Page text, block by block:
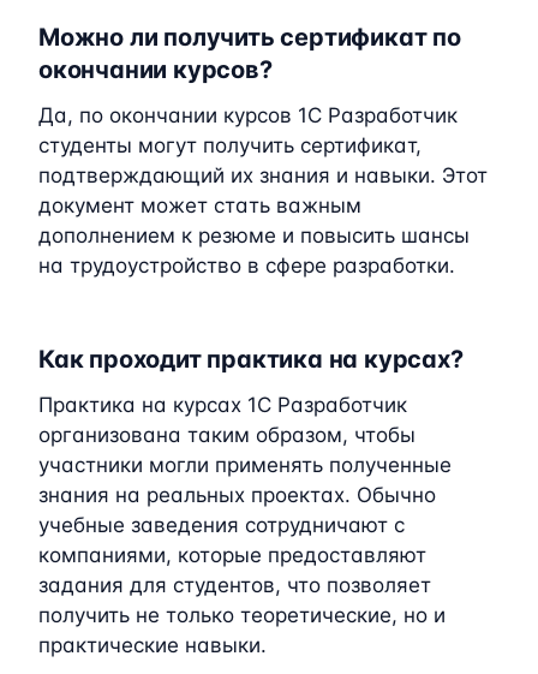
Можно ли получить сертификат по
окончании курсов?
Да, по окончании курсов 1C Разработчик
студенты могут получить сертификат,
подтверждающий их знания и навыки. Этот
документ может стать важным
дополнением к резюме и повысить шансы
на трудоустройство в сфере разработки.
Как проходит практика на курсах?
Практика на курсах 1C Разработчик
организована таким образом, чтобы
участники могли применять полученные
знания на реальных проектах. Обычно
учебные заведения сотрудничают с
компаниями, которые предоставляют
задания для студентов, что позволяет
получить не только теоретические, но и
практические навыки.